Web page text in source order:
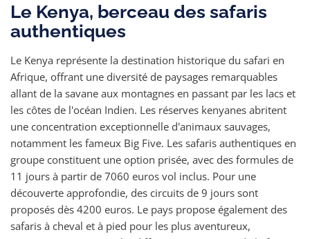
Le Kenya, berceau des safaris
authentiques
Le Kenya représente la destination historique du safari en
Afrique, offrant une diversité de paysages remarquables
allant de la savane aux montagnes en passant par les lacs et
les côtes de l'océan Indien. Les réserves kenyanes abritent
une concentration exceptionnelle d'animaux sauvages,
notamment les fameux Big Five. Les safaris authentiques en
groupe constituent une option prisée, avec des formules de
11 jours à partir de 7060 euros vol inclus. Pour une
découverte approfondie, des circuits de 9 jours sont
proposés dès 4200 euros. Le pays propose également des
safaris à cheval et à pied pour les plus aventureux,